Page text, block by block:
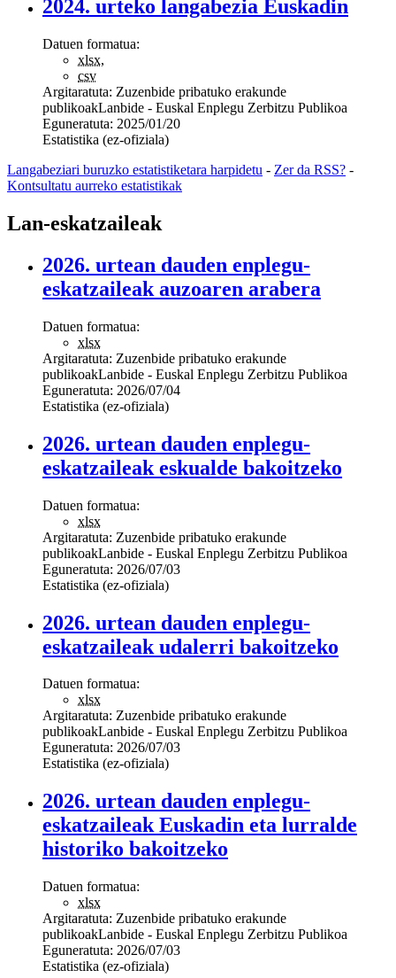
2024. urteko langabezia Euskadin
Datuen formatua:
xlsx,
csv
Argitaratuta: Zuzenbide pribatuko erakunde
publikoakLanbide - Euskal Enplegu Zerbitzu Publikoa
Eguneratuta: 2025/01/20
Estatistika (ez-ofiziala)
Langabeziari buruzko estatistiketara harpidetu - Zer da RSS? -
Kontsultatu aurreko estatistikak
Lan-eskatzaileak
2026. urtean dauden enplegu-
eskatzaileak auzoaren arabera
Datuen formatua:
xlsx
Argitaratuta: Zuzenbide pribatuko erakunde
publikoakLanbide - Euskal Enplegu Zerbitzu Publikoa
Eguneratuta: 2026/07/04
Estatistika (ez-ofiziala)
2026. urtean dauden enplegu-
eskatzaileak eskualde bakoitzeko
Datuen formatua:
xlsx
Argitaratuta: Zuzenbide pribatuko erakunde
publikoakLanbide - Euskal Enplegu Zerbitzu Publikoa
Eguneratuta: 2026/07/03
Estatistika (ez-ofiziala)
2026. urtean dauden enplegu-
eskatzaileak udalerri bakoitzeko
Datuen formatua:
xlsx
Argitaratuta: Zuzenbide pribatuko erakunde
publikoakLanbide - Euskal Enplegu Zerbitzu Publikoa
Eguneratuta: 2026/07/03
Estatistika (ez-ofiziala)
2026. urtean dauden enplegu-
eskatzaileak Euskadin eta lurralde
historiko bakoitzeko
Datuen formatua:
xlsx
Argitaratuta: Zuzenbide pribatuko erakunde
publikoakLanbide - Euskal Enplegu Zerbitzu Publikoa
Eguneratuta: 2026/07/03
Estatistika (ez-ofiziala)